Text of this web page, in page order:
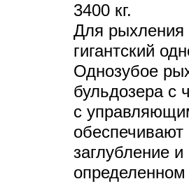
3400 кг.
Для рыхления
гигантский
Однозубое
бульдозера с
с
обеспечивают
заглубление